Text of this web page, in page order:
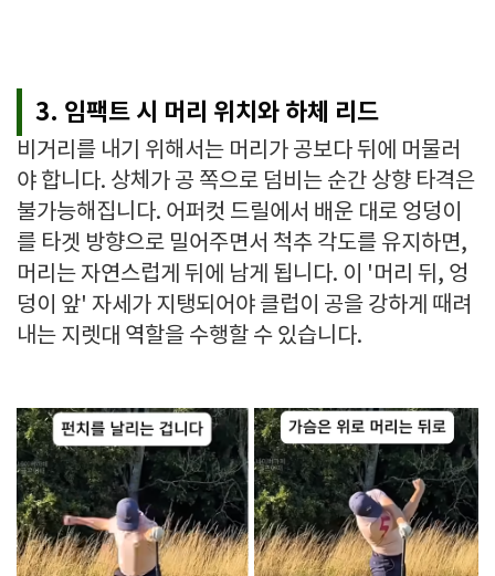
3. 임팩트 시 머리 위치와 하체 리드
비거리를 내기 위해서는 머리가 공보다 뒤에 머물러
야 합니다. 상체가 공 쪽으로 덤비는 순간 상향 타격은
불가능해집니다. 어퍼컷 드릴에서 배운 대로 엉덩이
를 타겟 방향으로 밀어주면서 척추 각도를 유지하면,
머리는 자연스럽게 뒤에 남게 됩니다. 이 '머리 뒤, 엉
덩이 앞' 자세가 지탱되어야 클럽이 공을 강하게 때려
내는 지렛대 역할을 수행할 수 있습니다.